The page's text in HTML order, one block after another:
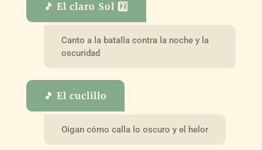
🎵 El claro Sol 2️⃣
Canto a la batalla contra la noche y la
oscuridad
🎵 El cuclillo
Oigan cómo calla lo oscuro y el helor